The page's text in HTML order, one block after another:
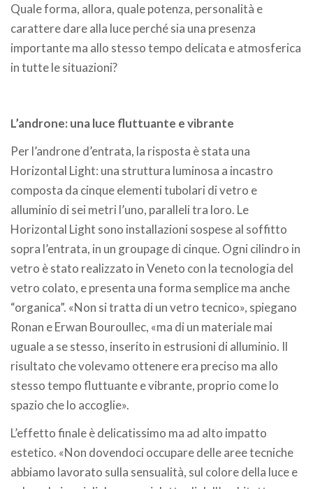
Quale forma, allora, quale potenza, personalità e
carattere dare alla luce perché sia una presenza
importante ma allo stesso tempo delicata e atmosferica
in tutte le situazioni?
L’androne: una luce fluttuante e vibrante
Per l’androne d’entrata, la risposta è stata una
Horizontal Light: una struttura luminosa a incastro
composta da cinque elementi tubolari di vetro e
alluminio di sei metri l’uno, paralleli tra loro. Le
Horizontal Light sono installazioni sospese al soffitto
sopra l’entrata, in un groupage di cinque. Ogni cilindro in
vetro è stato realizzato in Veneto con la tecnologia del
vetro colato, e presenta una forma semplice ma anche
“organica”. «Non si tratta di un vetro tecnico», spiegano
Ronan e Erwan Bouroullec, «ma di un materiale mai
uguale a se stesso, inserito in estrusioni di alluminio. Il
risultato che volevamo ottenere era preciso ma allo
stesso tempo fluttuante e vibrante, proprio come lo
spazio che lo accoglie».
L’effetto finale è delicatissimo ma ad alto impatto
estetico. «Non dovendoci occupare delle aree tecniche
abbiamo lavorato sulla sensualità, sul colore della luce e